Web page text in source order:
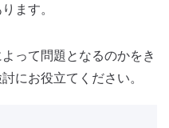
ます。
って問題となるのかをき
にお役立てください。